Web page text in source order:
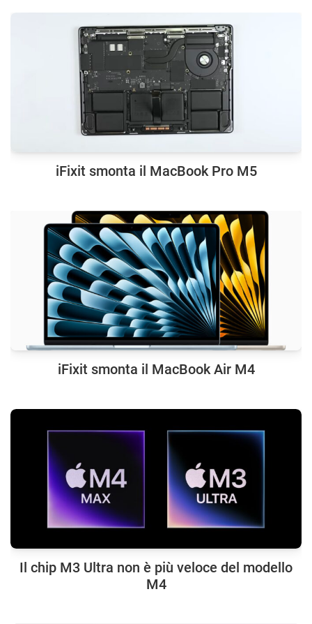
iFixit smonta il MacBook Pro M5
iFixit smonta il MacBook Air M4
Il chip M3 Ultra non è più veloce del modello
M4